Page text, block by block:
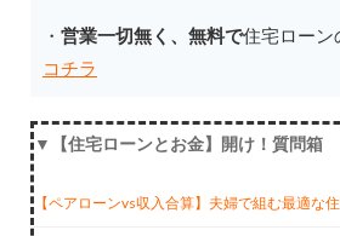
・ 営業一切無く、無料で住宅ローン
コチラ
▼【住宅ローンとお金】開け！質問箱
【ペアローンvs収入合算】夫婦で組む最適